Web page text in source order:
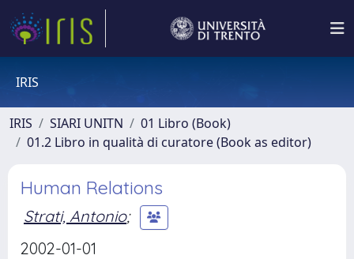
IRIS
IRIS SIARI UNITN
01 Libro (Book)
01.2 Libro in qualità di curatore (Book as editor)
Human Relations
Strati, Antonio;
2002-01-01